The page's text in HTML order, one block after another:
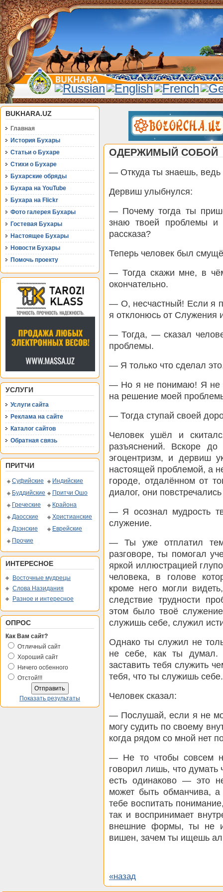
BUKHARA.UZ
Главная
История Бухары
Статьи о Бухаре
Стихи о Бухаре
Бухарские обряды
Бухара на YouTube
Бухара на Flickr
Фото галерея Бухары
Гостевая Бухары
Настоящее Бухары
Новости Бухары
Помочь проекту
УСЛУГИ
Услуги сайта
Реклама на сайте
Каталог сайтов
Обратная связь
ПРИТЧИ
Суфийские
Индийские
Буддийские
Притчи Ошо
Греческие
Крайона
Даосские
Христианские
Дзэнские
Еврейские
Прочие
ИНТЕРЕСНОЕ
Восточные мудрецы
Слова Назидания
Разное и интересное
ОПРОС
Как Вам сайт?
Отличный сайт
Хороший сайт
Ничего осбенного
Отстой!!!
Показать результаты
ОДЕРЖИМЫЙ СОБОЙ
— Откуда ты знаешь,
Дервиш улыбнулся:
— Почему тогда ты
знаю твоей проблемы и
рассказа?
Теперь человек был
— Тогда скажи мне, в
окончательно.
— О, несчастный! Если я
я отклонюсь от Служения
— Тогда, — сказал
проблемы.
— Я только что сделал
— Но я не понимаю! Я не
на решение моей
— Тогда ступай своей
Человек ушёл и
разъяснений. Вскоре
эгоцентризм, и дервиш
настоящей проблемой, а
городе, отдалённом от
диалог, они
— Я осознал мудрость
служение.
— Ты уже отплатил
разговоре, ты помогал
яркой иллюстрацией
человека, в голове
кроме него могли
следствие трудности
этом было твоё
служишь себе, служил
Однако ты служил не
не себе, как ты
заставить тебя служить
тебя, что ты служишь себе.
Человек сказал:
— Послушай, если я не
могу судить по своему
когда рядом со мной нет
— Не то чтобы совсем
говорил лишь, что
есть одинаково — это
может быть обманчива,
тебе воспитать
так и воспринимает
внешние формы, ты не
вишен, зачем ты ищешь
«назад